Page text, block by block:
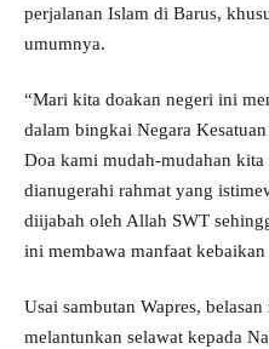
perjalanan Islam di Barus,
umumnya.
“Mari kita doakan negeri ini
dalam bingkai Negara
Doa kami mudah-mudahan
dianugerahi rahmat yang
diijabah oleh Allah SWT
ini membawa manfaat
Usai sambutan Wapres,
melantunkan selawat kepada